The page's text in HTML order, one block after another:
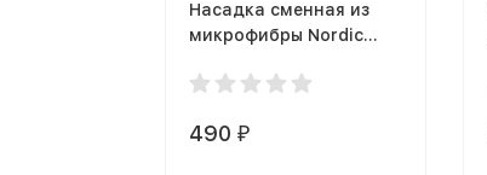
Насадка сменная из
микрофибры Nordic
490 ₽